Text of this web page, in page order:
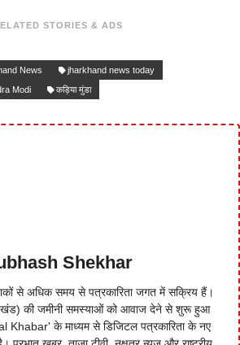
STORIES & ADS
News
jharkhand news today
Modi कड़िया मुंडा
Shekhar
से अधिक समय से पत्रकारिता जगत में सक्रिय हैं।
की जमीनी समस्याओं को आवाज देने से शुरू हुआ
के माध्यम से डिजिटल पत्रकारिता के नए